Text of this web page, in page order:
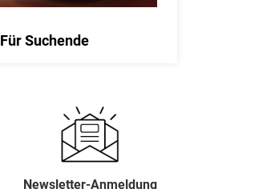
Für Suchende
Newsletter-Anmeldung